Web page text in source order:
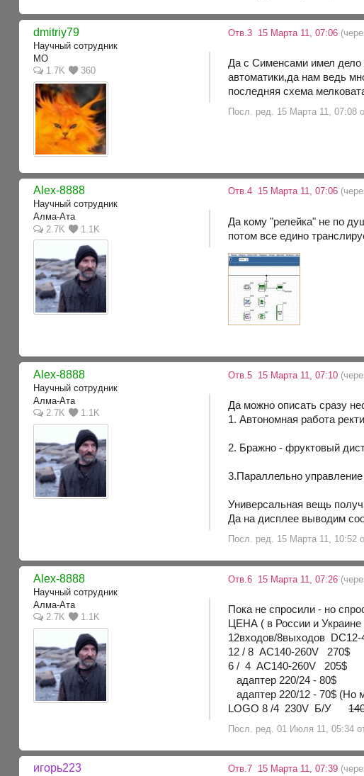
dmitriy79
Научный сотрудник
МО
1.7K
360
Отв.3 15 Марта 11, 07:06
Да с Сименсами имел дело
автоматики,да нам ведь
последняя схема
Посл. ред. 15 Марта 11, 07:08
Alex-8888
Научный сотрудник
Алма-Ата
2.7K
1.1K
Отв.4 15 Марта 11, 07:06
Да кому "релейка" не по
потом все едино
Alex-8888
Научный сотрудник
Алма-Ата
2.7K
1.1K
Отв.5 15 Марта 11, 07:10
Да можно описать сразу
1. Автономная работа
2. Бражно - фруктовый
3.Параллельно
Универсальная вещь
Да на дисплее выводим
Посл. ред. 15 Марта 11, 10:52
Alex-8888
Научный сотрудник
Алма-Ата
2.7K
1.1K
Отв.6 15 Марта 11, 07:26
Пока не спросили - но
ЦЕНА ( в России и Украине
12входов/8выходов
12 / 8 AC140-260V 270$
6 / 4 AC140-260V 205$
адаптер 220/24 - 80$
адаптер 220/12 - 70$ (Но
LOGO 8 /4 230V Б/У
Посл. ред. 01 Июля 11, 05:34
игорь223 Отв.7 15 Марта 11, 07:39